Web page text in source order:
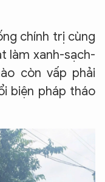
chính trị cùng
làm xanh-sạch-
còn vấp phải
biện pháp tháo